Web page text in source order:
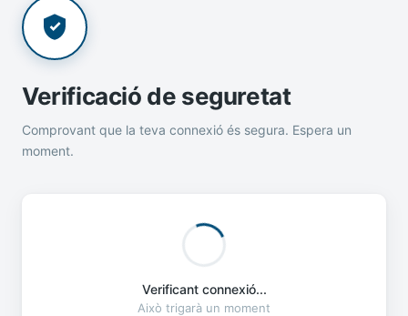
Verificació de seguretat
Comprovant que la teva connexió és segura. Espera un
moment.
Verificant connexió...
Això trigarà un moment